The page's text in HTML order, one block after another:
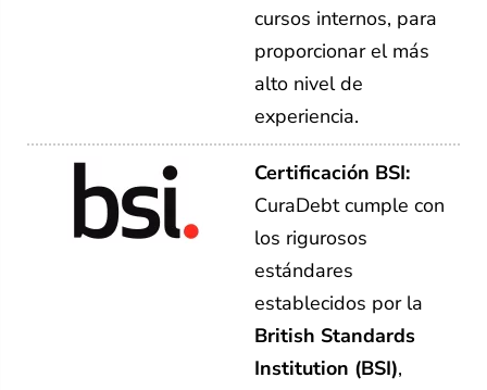
cursos internos, para
proporcionar el más
alto nivel de
experiencia.
Certificación BSI:
CuraDebt cumple con
los rigurosos
estándares
establecidos por la
British Standards
Institution (BSI),